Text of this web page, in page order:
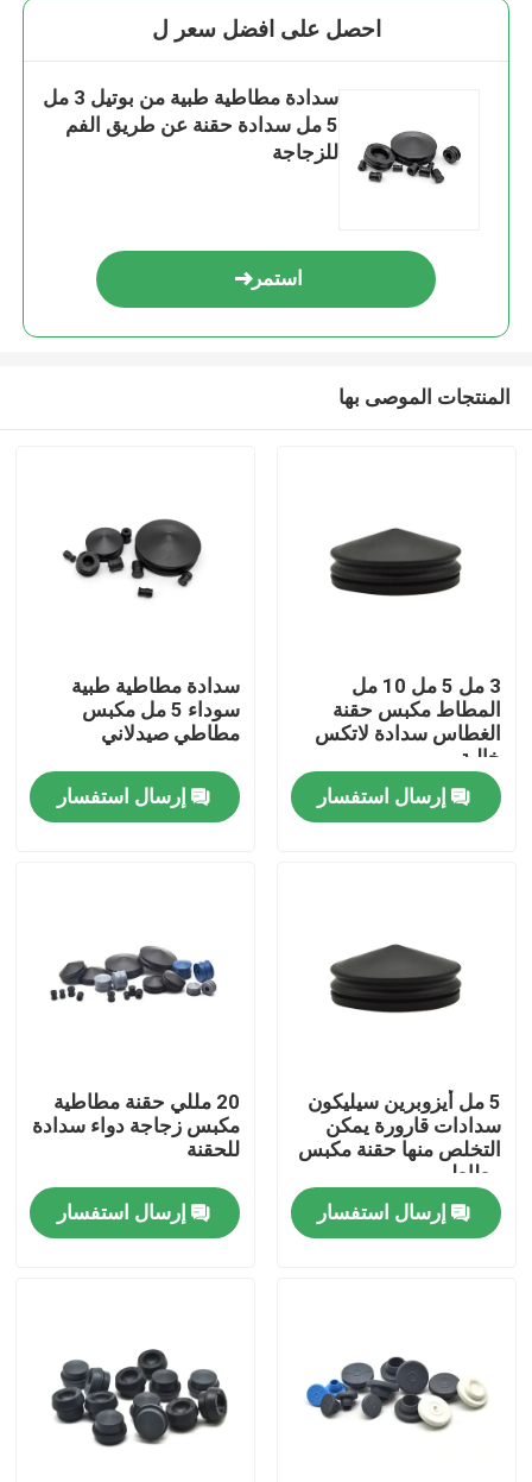
منزل
جولة في المعمل
ضبط الجودة
اتصل بنا
طلب اقتباس
سدادة مطاطية طبية
احصل على افضل سعر ل
سدادة مطاطية طبية من بوتيل 3 مل
5 مل سدادة حقنة عن طريق الفم
للزجاجة
استمر
المنتجات الموصى بها
3 مل 5 مل 10 مل
المطاط مكبس حقنة
الغطاس سدادة لاتكس
خالية
إرسال استفسار
سدادة مطاطية طبية
سوداء 5 مل مكبس
مطاطي صيدلاني
إرسال استفسار
5 مل أيزوبرين سيليكون
سدادات قارورة يمكن
التخلص منها حقنة مكبس
مطاطي
إرسال استفسار
20 مللي حقنة مطاطية
مكبس زجاجة دواء سدادة
للحقنة
إرسال استفسار